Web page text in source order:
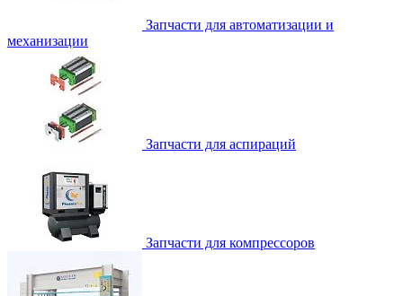
Запчасти для автоматизации и
механизации
Запчасти для аспираций
Запчасти для компрессоров